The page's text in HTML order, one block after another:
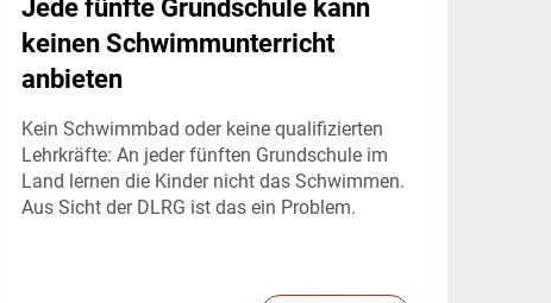
Jede fünfte Grundschule kann
keinen Schwimmunterricht
anbieten
Kein Schwimmbad oder keine qualifizierten
Lehrkräfte: An jeder fünften Grundschule im
Land lernen die Kinder nicht das Schwimmen.
Aus Sicht der DLRG ist das ein Problem.